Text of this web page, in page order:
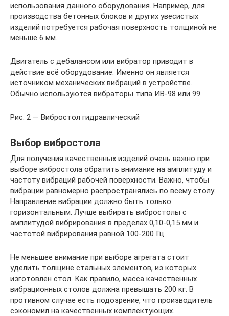
использования данного оборудования. Например, для
производства бетонных блоков и других увесистых
изделий потребуется рабочая поверхность толщиной не
меньше 6 мм.
Двигатель с дебалансом или вибратор приводит в
действие всё оборудование. Именно он является
источником механических вибраций в устройстве.
Обычно используются вибраторы типа ИВ-98 или 99.
Рис. 2 — Вибростол гидравлический
Выбор вибростола
Для получения качественных изделий очень важно при
выборе вибростола обратить внимание на амплитуду и
частоту вибраций рабочей поверхности. Важно, чтобы
вибрации равномерно распространялись по всему столу.
Направление вибрации должно быть только
горизонтальным. Лучше выбирать вибростолы с
амплитудой вибрирования в пределах 0,10-0,15 мм и
частотой вибрирования равной 100-200 Гц.
Не меньшее внимание при выборе агрегата стоит
уделить толщине стальных элементов, из которых
изготовлен стол. Как правило, масса качественных
вибрационных столов должна превышать 200 кг. В
противном случае есть подозрение, что производитель
сэкономил на качественных комплектующих.